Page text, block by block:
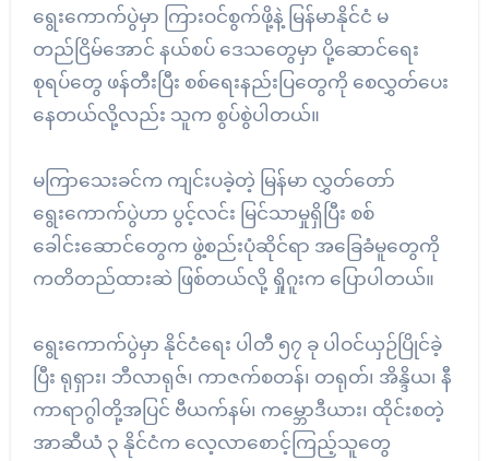
ရွေးကောက်ပွဲမှာ ကြားဝင်စွက်ဖို့နဲ့ မြန်မာနိုင်ငံ မ
တည်ငြိမ်အောင် နယ်စပ် ဒေသတွေမှာ ပို့ဆောင်ရေး
စုရပ်တွေ ဖန်တီးပြီး စစ်ရေးနည်းပြတွေကို စေလွှတ်ပေး
နေတယ်လို့လည်း သူက စွပ်စွဲပါတယ်။
မကြာသေးခင်က ကျင်းပခဲ့တဲ့ မြန်မာ လွှတ်တော်
ရွေးကောက်ပွဲဟာ ပွင့်လင်း မြင်သာမှုရှိပြီး စစ်
ခေါင်းဆောင်တွေက ဖွဲ့စည်းပုံဆိုင်ရာ အခြေခံမူတွေကို
ကတိတည်ထားဆဲ ဖြစ်တယ်လို့ ရှိုဂူးက ပြောပါတယ်။
ရွေးကောက်ပွဲမှာ နိုင်ငံရေး ပါတီ ၅၇ ခု ပါဝင်ယှဉ်ပြိုင်ခဲ့
ပြီး ရုရှား၊ ဘီလာရုဇ်၊ ကာဇက်စတန်၊ တရုတ်၊ အိန္ဒိယ၊ နီ
ကာရာဂွါတို့အပြင် ဗီယက်နမ်၊ ကမ္ဘောဒီယား၊ ထိုင်းစတဲ့
အာဆီယံ ၃ နိုင်ငံက လေ့လာစောင့်ကြည့်သူတွေ